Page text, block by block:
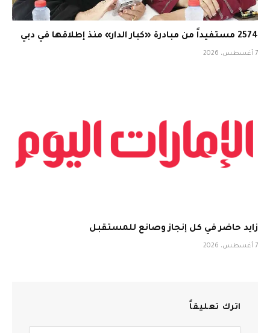
2574 مستفيداً من مبادرة «كبار الدار» منذ إطلاقها في دبي
7 أغسطس، 2026
زايد حاضر في كل إنجاز وصانع للمستقبل
7 أغسطس، 2026
اترك تعليقاً